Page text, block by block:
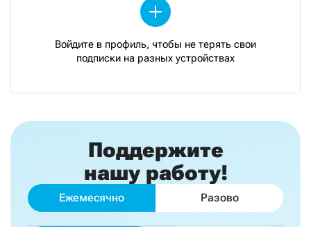
Войдите в профиль, чтобы не терять свои
подписки на разных устройствах
Поддержите
нашу работу!
Ежемесячно Разово